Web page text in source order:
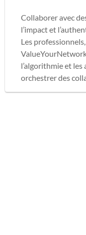
Collaborer avec
l’impact et
Les
l’algorithmie et
orchestrer des